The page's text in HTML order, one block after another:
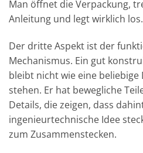
Man öffnet die Verpackung,
Anleitung und legt wirklich los.
Der dritte Aspekt ist der
Mechanismus. Ein gut
bleibt nicht wie eine
stehen. Er hat bewegliche
Details, die zeigen, dass
ingenieurtechnische Idee
zum Zusammenstecken.